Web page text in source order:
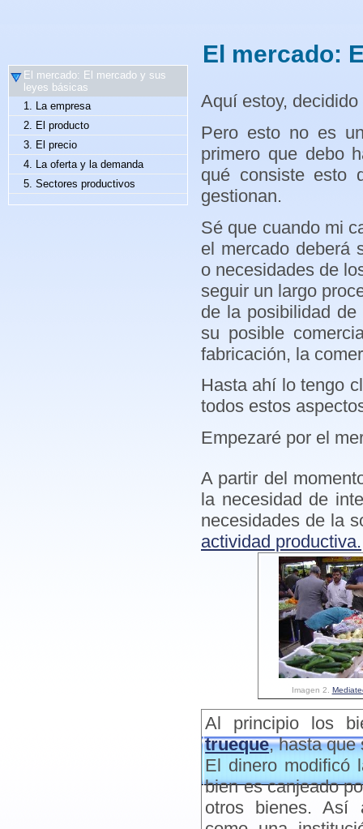
El mercado: El mercado y sus
leyes básicas
1. La empresa
2. El producto
3. El precio
4. La oferta y la demanda
5. Sectores productivos
El mercado:
Aquí estoy,
Pero esto no es
primero que debo
qué consiste esto
gestionan.
Sé que cuando mi
el mercado deberá
o necesidades de
seguir un largo
de la posibilidad
su posible
fabricación, la
Hasta ahí lo tengo
todos estos
Empezaré por el
A partir del
la necesidad de
necesidades de la
actividad productiva.
Imagen 2.
Al principio los
trueque, hasta
El dinero modificó
bien es canjeado
otros bienes. Así